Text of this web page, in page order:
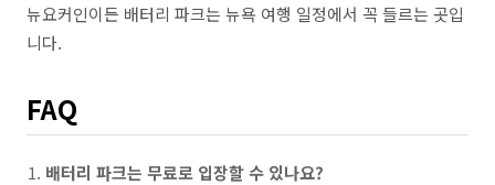
뉴요커인이든 배터리 파크는 뉴욕 여행 일정에서 꼭 들르는 곳입
니다.
FAQ
배터리 파크는 무료로 입장할 수 있나요?